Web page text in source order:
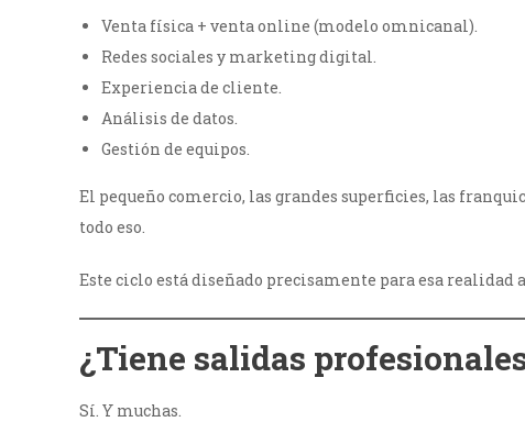
Venta física + venta online (modelo omnicanal).
Redes sociales y marketing digital.
Experiencia de cliente.
Análisis de datos.
Gestión de equipos.
El pequeño comercio, las grandes superficies, las
todo eso.
Este ciclo está diseñado precisamente para esa realidad
¿Tiene salidas
Sí. Y muchas.